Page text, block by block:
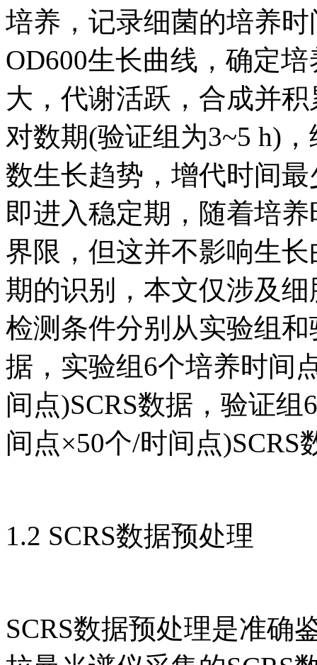
培养，记录细菌的培养
OD600生长曲线，确定
大，代谢活跃，合成并
对数期(验证组为3~5 h)
数生长趋势，增代时间
即进入稳定期，随着培
界限，但这并不影响生
期的识别，本文仅涉及
检测条件分别从实验组
据，实验组6个培养时间
间点)SCRS数据，验证
间点×50个/时间点)SCRS
1.2 SCRS数据预处理
SCRS数据预处理是准确